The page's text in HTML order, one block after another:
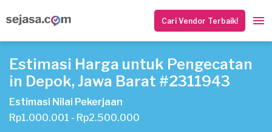
Cari Vendor Terbaik!
Estimasi Harga untuk Pengecatan
in Depok, Jawa Barat #2311943
Estimasi Nilai Pekerjaan
Rp1.000.001 - Rp2.500.000